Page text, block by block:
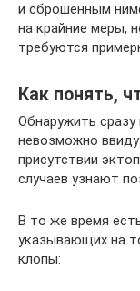
и сброшенным
на крайние меры,
требуются
Как понять,
Обнаружить сразу
невозможно
присутствии
случаев узнают
В то же время
указывающих на
клопы: